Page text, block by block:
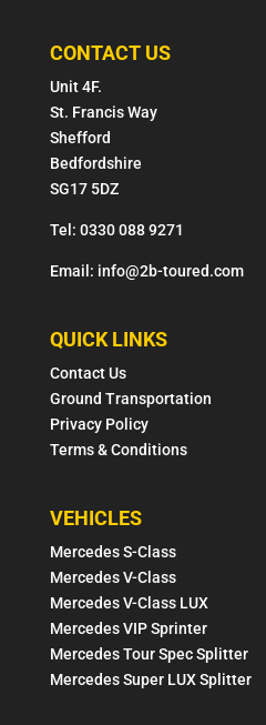
CONTACT US
Unit 4F.
St. Francis Way
Shefford
Bedfordshire
SG17 5DZ
Tel: 0330 088 9271
Email: info@2b-toured.com
QUICK LINKS
Contact Us
Ground Transportation
Privacy Policy
Terms & Conditions
VEHICLES
Mercedes S-Class
Mercedes V-Class
Mercedes V-Class LUX
Mercedes VIP Sprinter
Mercedes Tour Spec Splitter
Mercedes Super LUX Splitter